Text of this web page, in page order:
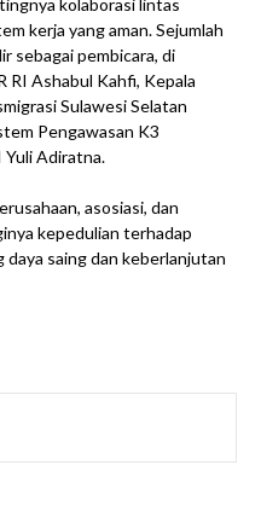
kolaborasi lintas
kerja yang aman. Sejumlah
sebagai pembicara, di
RI Ashabul Kahfi, Kepala
Sulawesi Selatan
Pengawasan K3
Adiratna.
asosiasi, dan
kepedulian terhadap
saing dan keberlanjutan